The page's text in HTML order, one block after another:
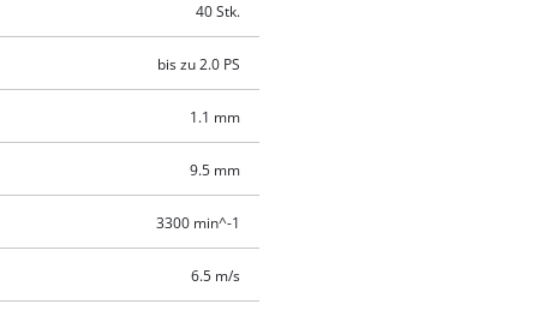
40 Stk.
bis zu 2.0 PS
1.1 mm
9.5 mm
3300 min^-1
6.5 m/s